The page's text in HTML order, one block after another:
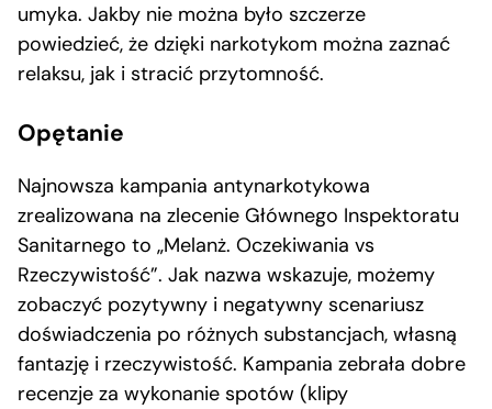
umyka. Jakby nie można było szczerze
powiedzieć, że dzięki narkotykom można zaznać
relaksu, jak i stracić przytomność.
Opętanie
Najnowsza kampania antynarkotykowa
zrealizowana na zlecenie Głównego Inspektoratu
Sanitarnego to „Melanż. Oczekiwania vs
Rzeczywistość”. Jak nazwa wskazuje, możemy
zobaczyć pozytywny i negatywny scenariusz
doświadczenia po różnych substancjach, własną
fantazję i rzeczywistość. Kampania zebrała dobre
recenzje za wykonanie spotów (klipy